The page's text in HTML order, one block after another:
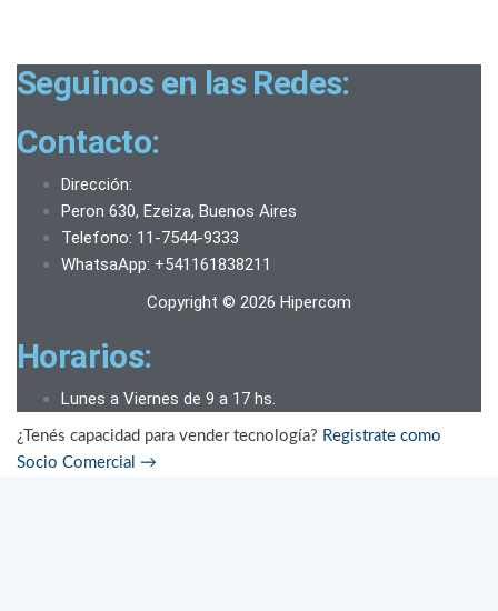
Seguinos en las Redes:
Contacto:
Dirección:
Peron 630, Ezeiza, Buenos Aires
Telefono: 11-7544-9333
WhatsaApp: +541161838211
Copyright © 2026 Hipercom
Horarios:
Lunes a Viernes de 9 a 17 hs.
¿Tenés capacidad para vender tecnología? Registrate como
Socio Comercial →